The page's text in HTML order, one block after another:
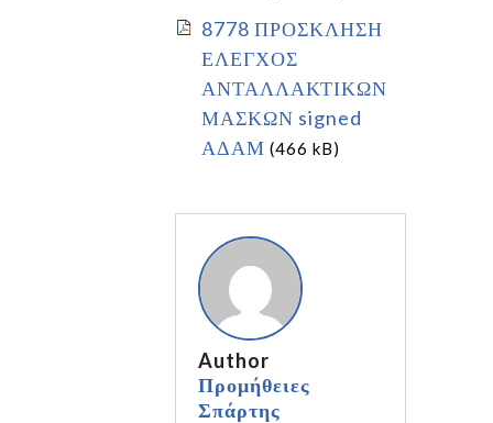
8778 ΠΡΟΣΚΛΗΣΗ
ΕΛΕΓΧΟΣ
ΑΝΤΑΛΛΑΚΤΙΚΩΝ
ΜΑΣΚΩΝ signed
ΑΔΑΜ (466 kB)
Author
Προμήθειες
Σπάρτης